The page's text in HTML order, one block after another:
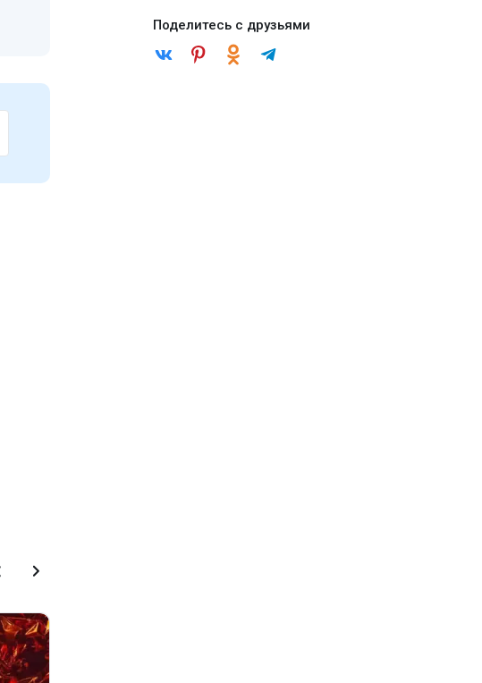
Поделитесь с друзьями